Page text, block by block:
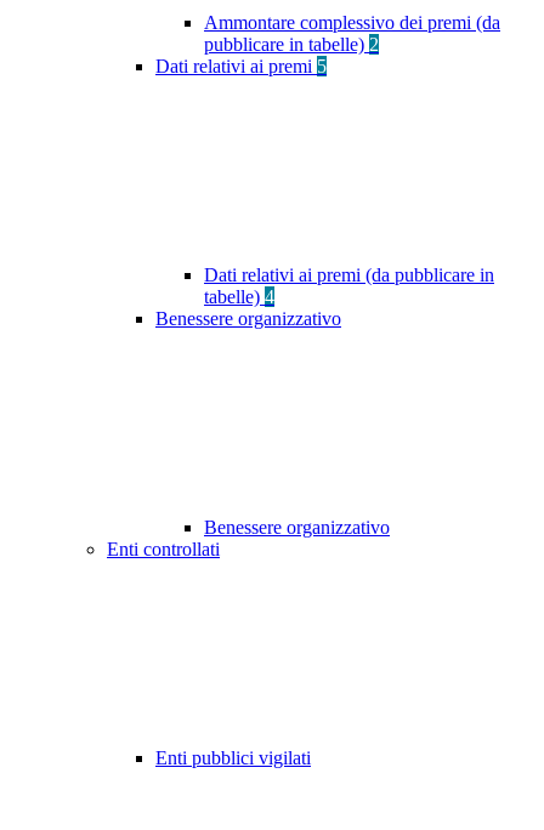
Ammontare complessivo dei premi (da
pubblicare in tabelle) 2
Dati relativi ai premi 5
Dati relativi ai premi (da pubblicare in
tabelle) 4
Benessere organizzativo
Benessere organizzativo
Enti controllati
Enti pubblici vigilati